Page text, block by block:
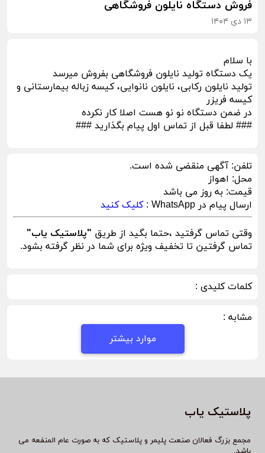
فروش دستگاه نایلون فروشگاهی
۱۳ دی ۱۴۰۴
با سلام
یک دستگاه تولید نایلون فروشگاهی بفروش میرسد
تولید نایلون رکابی، نایلون نانوایی، کیسه زباله بیمارستانی و
کیسه فریزر
در ضمن دستگاه نو نو هست اصلا کار نکرده
### لطفا قبل از تماس اول پیام بگذارید ###
تلفن:آگهی منقضی شده است.
محل: اهواز
قیمت: به روز می باشد
ارسال پیام در WhatsApp :
کلیک کنید
وقتی تماس گرفتید ،حتما بگید از طریق "پلاستیک یاب"
تماس گرفتین تا تخفیف ویژه برای شما در نظر گرفته بشود.
کلمات کلیدی :
مشابه :
موارد بیشتر
پلاستیک یاب
مجمع بزرگ فعالان صنعت پلیمر و پلاستیک که به صورت عام المنفعه می